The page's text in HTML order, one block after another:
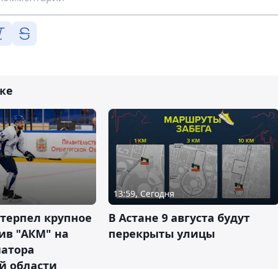
крупное
"АКМ" на
области
13:59, Сегодня
В Астане 9 августа будут
перекрыты улицы